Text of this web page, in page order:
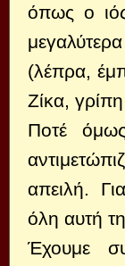
όπως ο
(λέπρα,
Zίκα,
Ποτέ
απειλή.
όλη αυτή
Έχουμε